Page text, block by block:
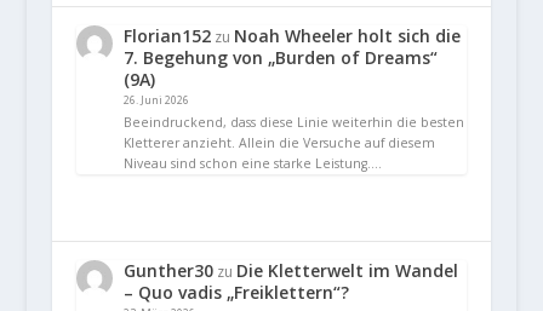
Florian152zu Noah Wheeler holt sich die
7. Begehung von „Burden of Dreams“
(9A)
26. Juni 2026
Beeindruckend, dass diese Linie weiterhin die besten
Kletterer anzieht. Allein die Versuche auf diesem
Niveau sind schon eine starke Leistung.…
Gunther30zu Die Kletterwelt im Wandel
– Quo vadis „Freiklettern“?